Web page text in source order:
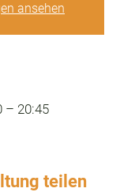
ansehen
– 20:45
teilen